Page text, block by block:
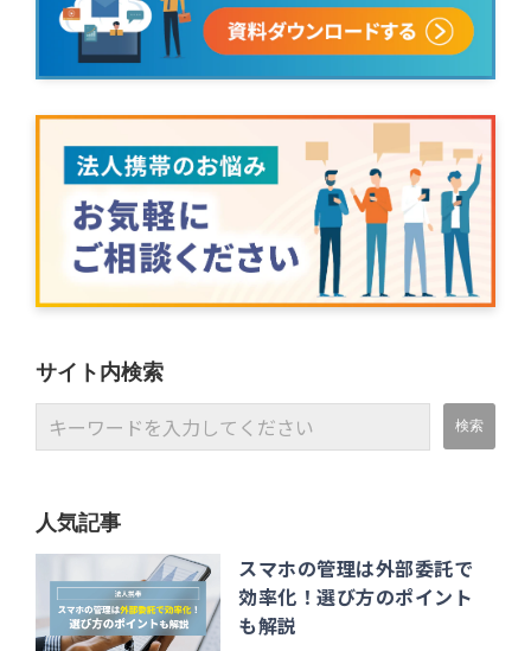
サイト内検索
人気記事
スマホの管理は外部委託で
効率化！選び方のポイント
も解説